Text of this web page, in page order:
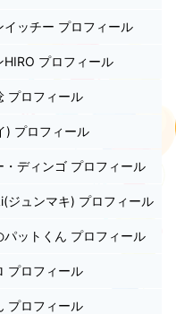
ッチー プロフィール
プロフィール
プロフィール
) プロフィール
ディンゴ プロフィール
ジュンマキ) プロフィール
ットくん プロフィール
プロフィール
プロフィール